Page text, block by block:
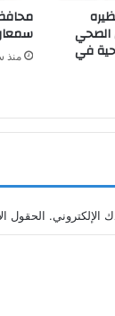
الصحي
في
محافظ
منذ
الإلكتروني. الحقول